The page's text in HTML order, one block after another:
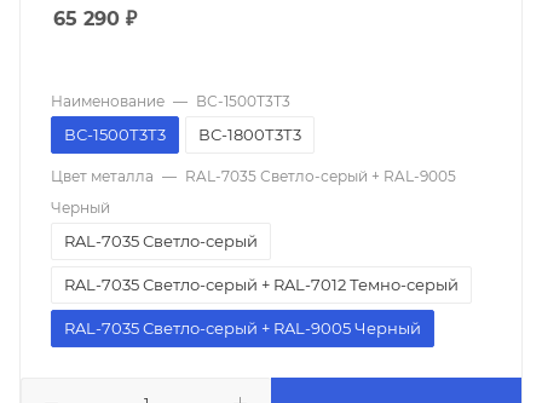
65 290 ₽
Наименование — ВС-1500Т3Т3
ВС-1500Т3Т3 ВС-1800Т3Т3
Цвет металла — RAL-7035 Светло-серый + RAL-9005
Черный
RAL-7035 Светло-серый
RAL-7035 Светло-серый + RAL-7012 Темно-серый
RAL-7035 Светло-серый + RAL-9005 Черный